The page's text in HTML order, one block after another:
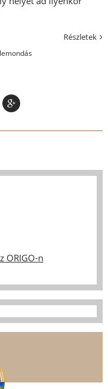
Részletek
ORIGO-n